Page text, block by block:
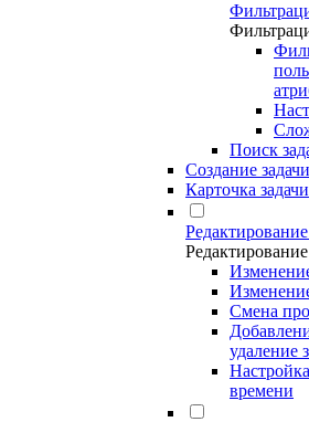
Поиск
Создание задачи
Карточка задачи
Редактирование
Редактирование
Смена
удаление
времени